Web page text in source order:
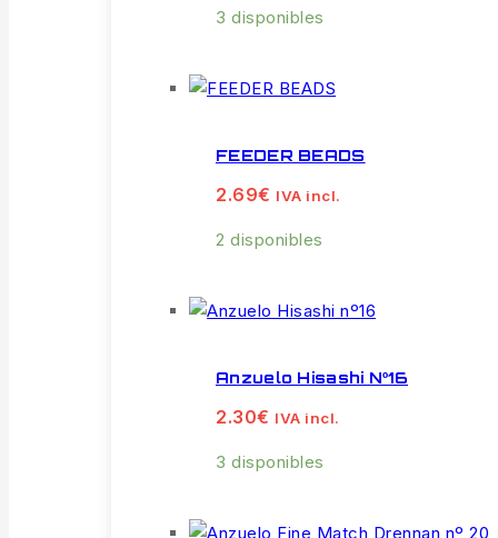
3 disponibles
FEEDER BEADS
2.69€ IVA incl.
2 disponibles
Anzuelo Hisashi Nº16
2.30€ IVA incl.
3 disponibles